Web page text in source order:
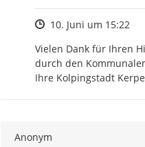
Zeitpunkt des
10. Juni um 15:22
Vielen Dank für Ihren
durch den
Ihre Kolpingstadt
Anonym